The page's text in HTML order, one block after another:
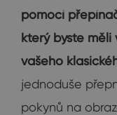
pomocí
který byste měli
vašeho
jednoduše
pokynů na